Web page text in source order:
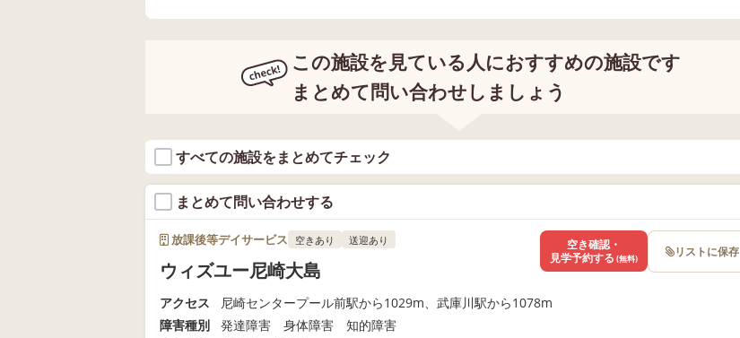
この施設を見ている人におすすめの施設です
まとめて問い合わせしましょう
すべての施設をまとめてチェック
まとめて問い合わせする
放課後等デイサービス 空きあり 送迎あり
ウィズユー尼崎大島
アクセス
尼崎センタープール前駅から1029m、武庫川駅から1078m
障害種別
発達障害 身体障害 知的障害
空き確認・
見学予約する (無料) リストに保存